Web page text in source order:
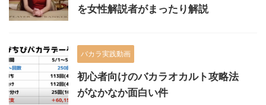
を女性解説者がまったり解説
バカラ実践動画
初心者向けのバカラオカルト攻略法
がなかなか面白い件